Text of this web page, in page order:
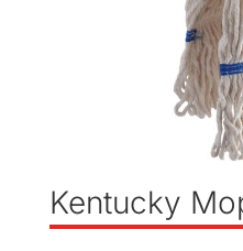
Kentucky